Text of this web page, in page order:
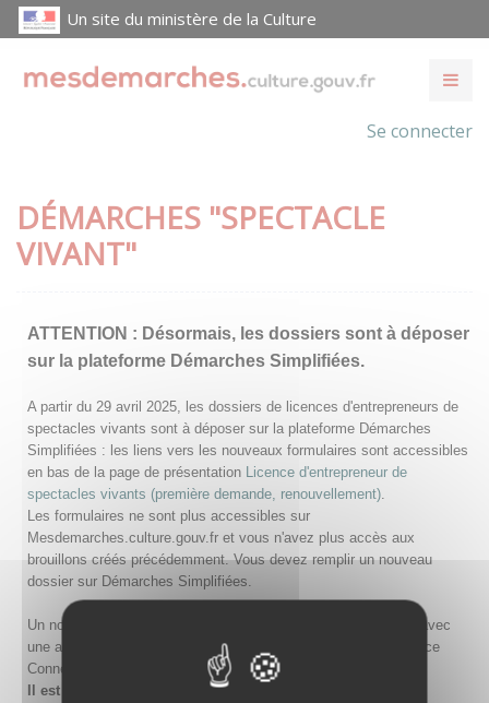
Un site du ministère de la Culture
Se connecter
DÉMARCHES "SPECTACLE
VIVANT"
ATTENTION : Désormais, les dossiers sont à déposer
sur la plateforme Démarches Simplifiées.
A partir du 29 avril 2025, les dossiers de licences d'entrepreneurs de
spectacles vivants sont à déposer sur la plateforme Démarches
Simplifiées : les liens vers les nouveaux formulaires sont accessibles
en bas de la page de présentation Licence d'entrepreneur de
spectacles vivants (première demande, renouvellement).
Les formulaires ne sont plus accessibles sur
Mesdemarches.culture.gouv.fr et vous n'avez plus accès aux
brouillons créés précédemment. Vous devez remplir un nouveau
dossier sur Démarches Simplifiées.
Un nouveau compte doit être créé sur Démarches Simplifiées avec
une adresse email et un mot de passe, ou en passant par France
Connect.
Il est conseillé lors de la création du compte de saisir une